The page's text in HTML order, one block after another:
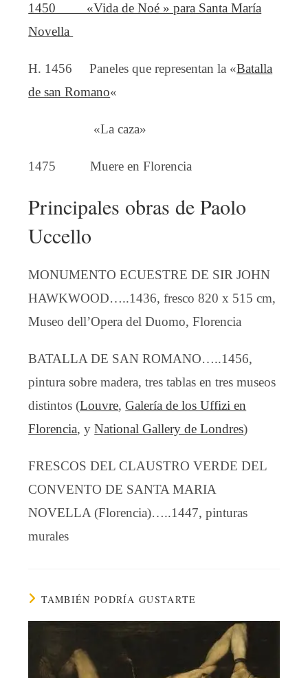
1450 «Vida de Noé » para Santa María
Novella
H. 1456 Paneles que representan la «Batalla
de san Romano«
«La caza»
1475 Muere en Florencia
Principales obras de Paolo
Uccello
MONUMENTO ECUESTRE DE SIR JOHN
HAWKWOOD…..1436, fresco 820 x 515 cm,
Museo dell’Opera del Duomo, Florencia
BATALLA DE SAN ROMANO…..1456,
pintura sobre madera, tres tablas en tres museos
distintos (Louvre,Galería de los Uffizi en
Florencia, yNational Gallery de Londres)
FRESCOS DEL CLAUSTRO VERDE DEL
CONVENTO DE SANTA MARIA
NOVELLA (Florencia)…..1447, pinturas
murales
TAMBIÉN PODRÍA GUSTARTE